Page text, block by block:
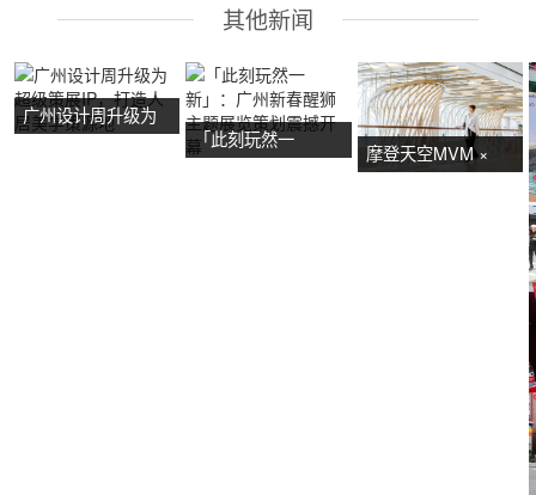
其他新闻
广州设计周升级为
「此刻玩然一
摩登天空MVM ×